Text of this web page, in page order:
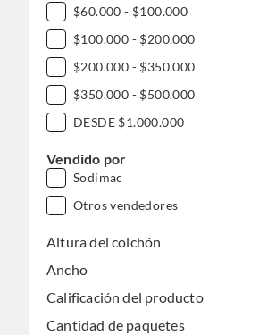
$60.000 - $100.000
$100.000 - $200.000
$200.000 - $350.000
$350.000 - $500.000
DESDE $1.000.000
Vendido por
Sodimac
Otros vendedores
Altura del colchón
Ancho
Calificación del producto
Cantidad de paquetes